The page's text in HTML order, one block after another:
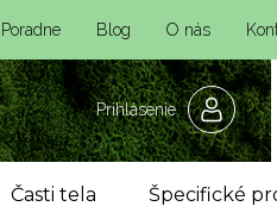
Poradne Blog O nás
Prihlásenie
Časti tela Špecifické